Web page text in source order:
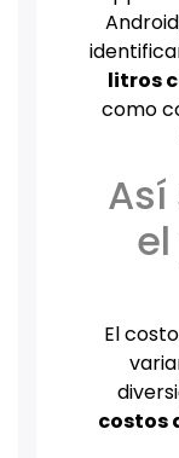
litros
como
El
costos